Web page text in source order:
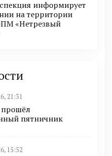
информирует
на территории
«Нетрезвый
21:31
пятничник
15:52